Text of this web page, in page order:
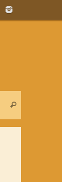
Vyhľadať